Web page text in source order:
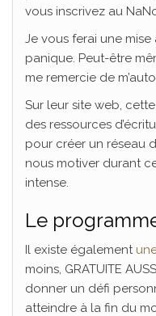
vous inscrivez au
Je vous ferai une
panique. Peut-être
me remercie de
Sur leur site web,
des ressources
pour créer un réseau
nous motiver durant
intense.
Le
Il existe également
moins, GRATUITE
donner un défi
atteindre à la fin du